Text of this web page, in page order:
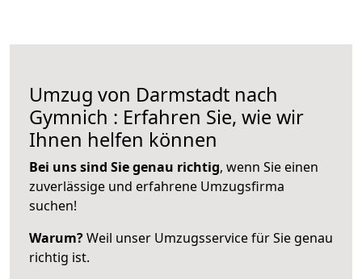
Umzug von Darmstadt nach
Gymnich : Erfahren Sie, wie wir
Ihnen helfen können
Bei uns sind Sie genau richtig, wenn Sie einen
zuverlässige und erfahrene Umzugsfirma
suchen!
Warum?Weil unser Umzugsservice für Sie genau
richtig ist.